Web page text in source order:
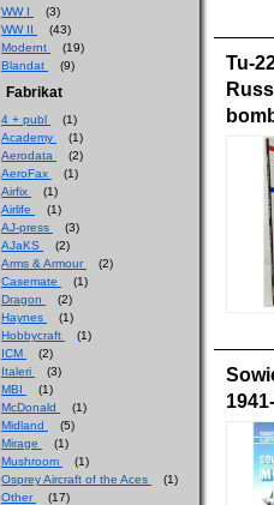
WW I
(3)
WW II
(43)
Modernt
(19)
Blandat
(9)
Fabrikat
4 + publ
(1)
Academy
(1)
Aerodata
(2)
AeroFax
(1)
Airfix
(1)
Airlife
(1)
AJ-press
(3)
AJaKS
(2)
Arms & Armour
(2)
Casemate
(1)
Dragon
(2)
Haynes
(1)
Hobbycraft
(1)
ICM
(2)
Italeri
(3)
MBI
(1)
McDonald
(1)
Midland
(5)
Mirage
(1)
Mushroom
(1)
Osprey Aircraft of the Aces
(1)
Other
(17)
Tu-